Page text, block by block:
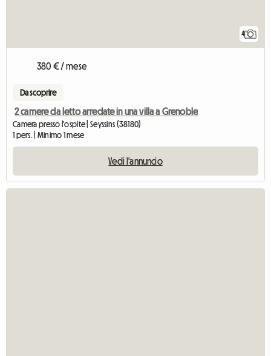
4
380 € / mese
Da scoprire
2 camere da letto arredate in una villa a Grenoble
Camera presso l'ospite | Seyssins (38180)
1 pers. | Minimo 1 mese
Vedi l'annuncio